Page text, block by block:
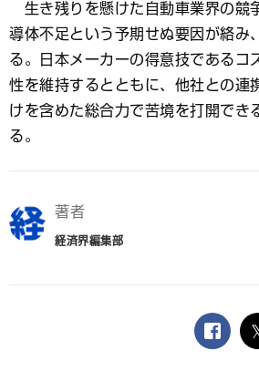
生き残りを懸けた自動車業界の競
導体不足という予期せぬ要因が絡み
る。日本メーカーの得意技であるコ
性を維持するとともに、他社との連
けを含めた総合力で苦境を打開でき
る。
著者
経済界編集部